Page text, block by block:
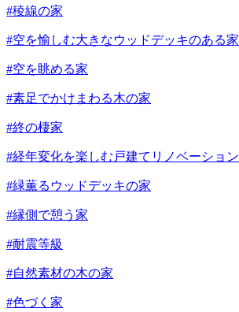
#稜線の家
#空を愉しむ大きなウッドデッキのある家
#空を眺める家
#素足でかけまわる木の家
#終の棲家
#経年変化を楽しむ戸建てリノベーション
#緑薫るウッドデッキの家
#縁側で憩う家
#耐震等級
#自然素材の木の家
#色づく家